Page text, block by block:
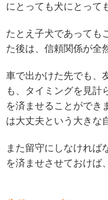
にとっても犬にとって
たとえ子犬であっても
た後は、信頼関係が全
車で出かけた先でも、
も、タイミングを見計
を済ませることができ
は大丈夫という大きな
また留守にしなければ
を済ませさせておけば